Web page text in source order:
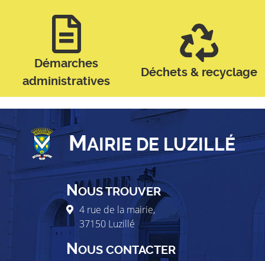
Démarches
administratives
Déchets & recyclage
MAIRIE DE LUZILLÉ
NOUS TROUVER
4 rue de la mairie,
37150 Luzillé
NOUS CONTACTER